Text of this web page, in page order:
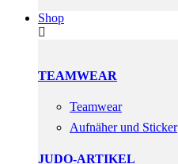
Shop
TEAMWEAR
Teamwear
Aufnäher und Sticker
JUDO-ARTIKEL